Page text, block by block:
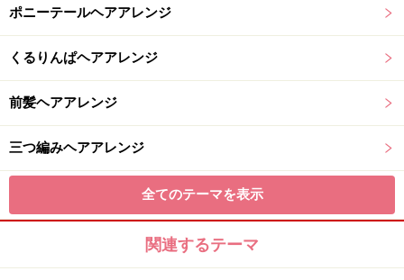
ポニーテールヘアアレンジ
くるりんぱヘアアレンジ
前髪ヘアアレンジ
三つ編みヘアアレンジ
全てのテーマを表示
関連するテーマ